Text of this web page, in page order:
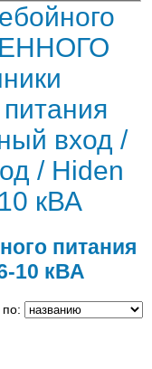
вход /
/ Hiden
кВА
питания
10 кВА
по: